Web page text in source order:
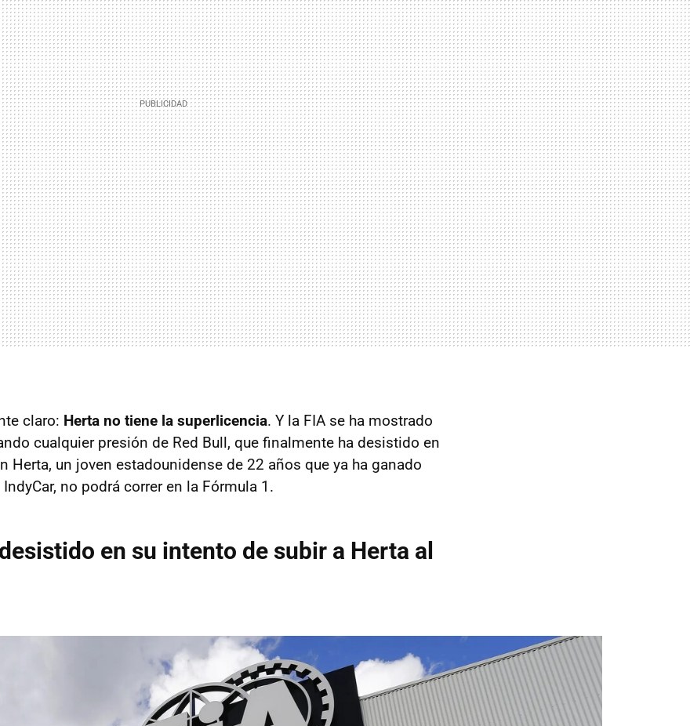
claro: Herta no tiene la superlicencia. Y la FIA se ha mostrado
cualquier presión de Red Bull, que finalmente ha desistido en
Herta, un joven estadounidense de 22 años que ya ha ganado
no podrá correr en la Fórmula 1.
en su intento de subir a Herta al